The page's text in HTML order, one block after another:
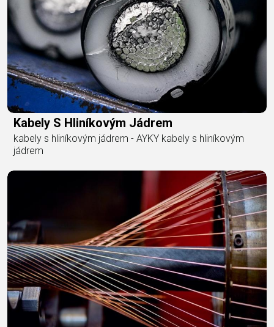
Kabely S Hliníkovým Jádrem
kabely s hliníkovým jádrem - AYKY kabely s hliníkovým
jádrem